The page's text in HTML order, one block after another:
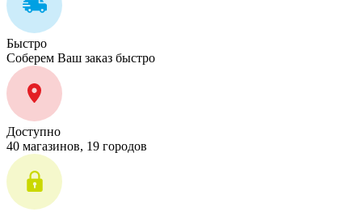
Быстро
Соберем Ваш заказ быстро
Доступно
40 магазинов, 19 городов